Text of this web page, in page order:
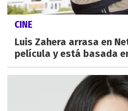
CINE
Luis Zahera arrasa en
película y está basada